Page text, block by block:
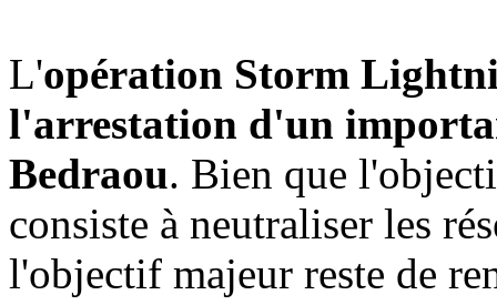
L'opération Storm
l'arrestation d'un
Bedraou. Bien que
consiste à neutraliser les
l'objectif majeur reste de